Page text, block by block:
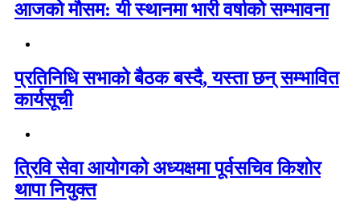
आजको मौसम: यी स्थानमा भारी वर्षाको सम्भावना
प्रतिनिधि सभाको बैठक बस्दै, यस्ता छन् सम्भावित
कार्यसूची
त्रिवि सेवा आयोगको अध्यक्षमा पूर्वसचिव किशोर
थापा नियुक्त